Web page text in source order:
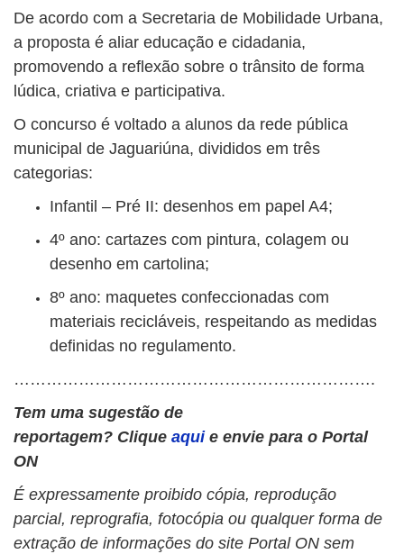
De acordo com a Secretaria de Mobilidade Urbana,
a proposta é aliar educação e cidadania,
promovendo a reflexão sobre o trânsito de forma
lúdica, criativa e participativa.
O concurso é voltado a alunos da rede pública
municipal de Jaguariúna, divididos em três
categorias:
Infantil – Pré II: desenhos em papel A4;
4º ano: cartazes com pintura, colagem ou
desenho em cartolina;
8º ano: maquetes confeccionadas com
materiais recicláveis, respeitando as medidas
definidas no regulamento.
………………………………………………………….
Tem uma sugestão de
reportagem? Clique aqui e envie para o Portal
ON
É expressamente proibido cópia, reprodução
parcial, reprografia, fotocópia ou qualquer forma de
extração de informações do site Portal ON sem